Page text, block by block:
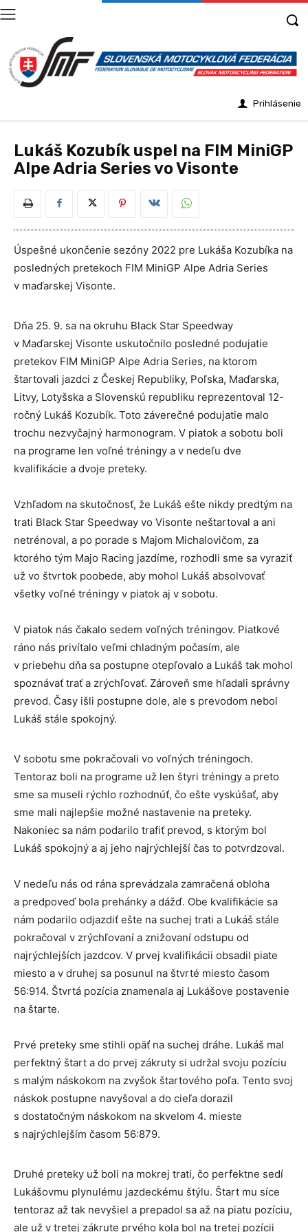
Prihlásenie
Lukáš Kozubík uspel na FIM MiniGP
Alpe Adria Series vo Visonte
Úspešné ukončenie sezóny 2022 pre Lukáša Kozubíka na
posledných pretekoch FIM MiniGP Alpe Adria Series
v maďarskej Visonte.
Dňa 25. 9. sa na okruhu Black Star Speedway
v Maďarskej Visonte uskutočnilo posledné podujatie
pretekov FIM MiniGP Alpe Adria Series, na ktorom
štartovali jazdci z Českej Republiky, Poľska, Maďarska,
Litvy, Lotyšska a Slovenskú republiku reprezentoval 12-
ročný Lukáš Kozubík. Toto záverečné podujatie malo
trochu nezvyčajný harmonogram. V piatok a sobotu boli
na programe len voľné tréningy a v nedeľu dve
kvalifikácie a dvoje preteky.
Vzhľadom na skutočnosť, že Lukáš ešte nikdy predtým na
trati Black Star Speedway vo Visonte neštartoval a ani
netrénoval, a po porade s Majom Michalovičom, za
ktorého tým Majo Racing jazdíme, rozhodli sme sa vyraziť
už vo štvrtok poobede, aby mohol Lukáš absolvovať
všetky voľné tréningy v piatok aj v sobotu.
V piatok nás čakalo sedem voľných tréningov. Piatkové
ráno nás privítalo veľmi chladným počasím, ale
v priebehu dňa sa postupne otepľovalo a Lukáš tak mohol
spoznávať trať a zrýchľovať. Zároveň sme hľadali správny
prevod. Časy išli postupne dole, ale s prevodom nebol
Lukáš stále spokojný.
V sobotu sme pokračovali vo voľných tréningoch.
Tentoraz boli na programe už len štyri tréningy a preto
sme sa museli rýchlo rozhodnúť, čo ešte vyskúšať, aby
sme mali najlepšie možné nastavenie na preteky.
Nakoniec sa nám podarilo trafiť prevod, s ktorým bol
Lukáš spokojný a aj jeho najrýchlejší čas to potvrdzoval.
V nedeľu nás od rána sprevádzala zamračená obloha
a predpoveď bola prehánky a dážď. Obe kvalifikácie sa
nám podarilo odjazdiť ešte na suchej trati a Lukáš stále
pokračoval v zrýchľovaní a znižovaní odstupu od
najrýchlejších jazdcov. V prvej kvalifikácii obsadil piate
miesto a v druhej sa posunul na štvrté miesto časom
56:914. Štvrtá pozícia znamenala aj Lukášove postavenie
na štarte.
Prvé preteky sme stihli opäť na suchej dráhe. Lukáš mal
perfektný štart a do prvej zákruty si udržal svoju pozíciu
s malým náskokom na zvyšok štartového poľa. Tento svoj
náskok postupne navyšoval a do cieľa dorazil
s dostatočným náskokom na skvelom 4. mieste
s najrýchlejším časom 56:879.
Druhé preteky už boli na mokrej trati, čo perfektne sedí
Lukášovmu plynulému jazdeckému štýlu. Štart mu síce
tentoraz až tak nevyšiel a prepadol sa až na piatu pozíciu,
ale už v tretej zákrute prvého kola bol na tretej pozícii